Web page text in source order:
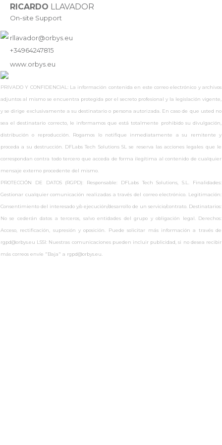
RICARDO LLAVADOR
On-site Support
rllavador@orbys.eu
+34964247815
www.orbys.eu
PRIVADO Y CONFIDENCIAL: La información contenida en este correo electrónico y archivos
adjuntos al mismo se encuentra protegida por el secreto profesional y la legislación vigente,
y se dirige exclusivamente a su destinatario o persona autorizada. En caso de que usted no
sea el destinatario correcto, le informamos que está totalmente prohibido su divulgación,
distribución o reproducción. Rogamos lo notifique inmediatamente a su remitente y
proceda a su destrucción. DFLabs Tech Solutions SL se reserva las acciones legales que le
correspondan contra todo tercero que acceda de forma ilegítima al contenido de cualquier
mensaje externo procedente del mismo.
PROTECCIÓN DE DATOS (RGPD): Responsable: DFLabs Tech Solutions, S.L. Finalidades:
Gestionar cualquier comunicación realizadas a través del correo electrónico. Legitimación:
Consentimiento del interesado y/o ejecución/desarrollo de un servicio/contrato. Destinatarios:
No se cederán datos a terceros, salvo entidades del grupo y obligación legal. Derechos:
Acceso, rectificación, supresión y oposición. Puede solicitar más información a través de
rgpd@orbys.eu LSSI: Nuestras comunicaciones pueden incluir publicidad, si no desea recibir
más correos envíe "Baja" a rgpd@orbys.eu.